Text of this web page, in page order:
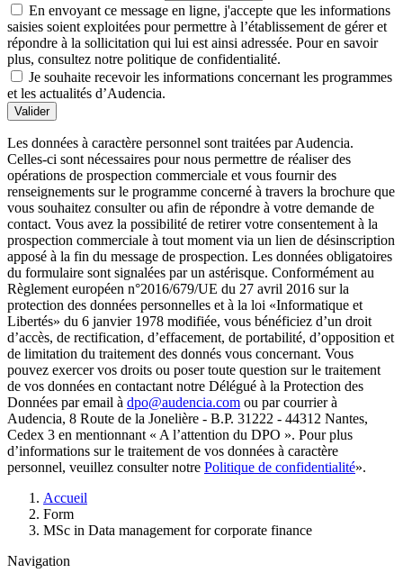
En envoyant ce message en ligne, j'accepte que les informations
saisies soient exploitées pour permettre à l’établissement de gérer et
répondre à la sollicitation qui lui est ainsi adressée. Pour en savoir
plus, consultez notre politique de confidentialité.
Je souhaite recevoir les informations concernant les programmes
et les actualités d’Audencia.
Valider
Les données à caractère personnel sont traitées par Audencia.
Celles-ci sont nécessaires pour nous permettre de réaliser des
opérations de prospection commerciale et vous fournir des
renseignements sur le programme concerné à travers la brochure que
vous souhaitez consulter ou afin de répondre à votre demande de
contact. Vous avez la possibilité de retirer votre consentement à la
prospection commerciale à tout moment via un lien de désinscription
apposé à la fin du message de prospection. Les données obligatoires
du formulaire sont signalées par un astérisque. Conformément au
Règlement européen n°2016/679/UE du 27 avril 2016 sur la
protection des données personnelles et à la loi «Informatique et
Libertés» du 6 janvier 1978 modifiée, vous bénéficiez d’un droit
d’accès, de rectification, d’effacement, de portabilité, d’opposition et
de limitation du traitement des donnés vous concernant. Vous
pouvez exercer vos droits ou poser toute question sur le traitement
de vos données en contactant notre Délégué à la Protection des
Données par email à dpo@audencia.com ou par courrier à
Audencia, 8 Route de la Jonelière - B.P. 31222 - 44312 Nantes,
Cedex 3 en mentionnant « A l’attention du DPO ». Pour plus
d’informations sur le traitement de vos données à caractère
personnel, veuillez consulter notre Politique de confidentialité».
d'Ariane
Accueil
Form
MSc in Data management for corporate finance
Navigation